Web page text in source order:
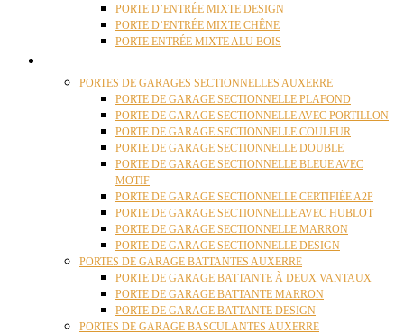
PORTE D’ENTRÉE MIXTE DESIGN
PORTE D’ENTRÉE MIXTE CHÊNE
PORTE ENTRÉE MIXTE ALU BOIS
PORTES DE GARAGES SECTIONNELLES AUXERRE
PORTE DE GARAGE SECTIONNELLE PLAFOND
PORTE DE GARAGE SECTIONNELLE AVEC PORTILLON
PORTE DE GARAGE SECTIONNELLE COULEUR
PORTE DE GARAGE SECTIONNELLE DOUBLE
PORTE DE GARAGE SECTIONNELLE BLEUE AVEC
MOTIF
PORTE DE GARAGE SECTIONNELLE CERTIFIÉE A2P
PORTE DE GARAGE SECTIONNELLE AVEC HUBLOT
PORTE DE GARAGE SECTIONNELLE MARRON
PORTE DE GARAGE SECTIONNELLE DESIGN
PORTES DE GARAGE BATTANTES AUXERRE
PORTE DE GARAGE BATTANTE À DEUX VANTAUX
PORTE DE GARAGE BATTANTE MARRON
PORTE DE GARAGE BATTANTE DESIGN
PORTES DE GARAGE BASCULANTES AUXERRE